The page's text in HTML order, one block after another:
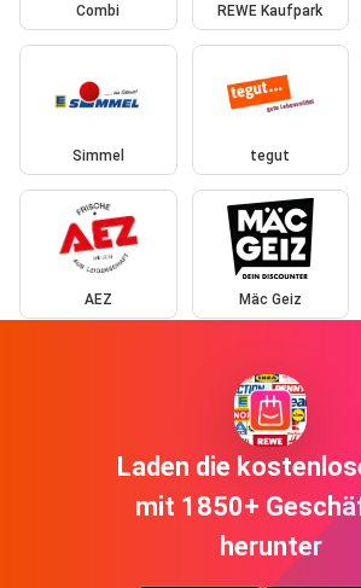
Combi REWE Kaufpark
Simmel tegut
AEZ Mäc Geiz
Laden die
mit 1850+
herunter